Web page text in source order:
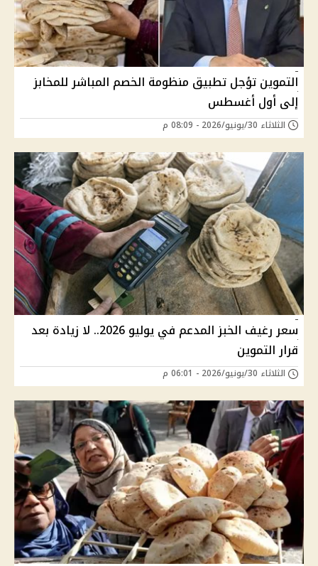
التموين تؤجل تطبيق منظومة الخصم المباشر للمخابز
إلى أول أغسطس
الثلاثاء 30/يونيو/2026 - 08:09 م
سعر رغيف الخبز المدعم في يوليو 2026.. لا زيادة بعد
قرار التموين
الثلاثاء 30/يونيو/2026 - 06:01 م